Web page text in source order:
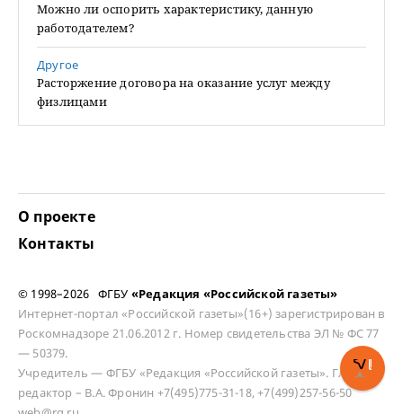
Можно ли оспорить характеристику, данную
работодателем?
Другое
Расторжение договора на оказание услуг между
физлицами
О проекте
Контакты
© 1998–2026 ФГБУ «Редакция «Российской газеты»
Интернет-портал «Российской газеты»(16+) зарегистрирован в
Роскомнадзоре 21.06.2012 г. Номер свидетельства ЭЛ № ФС 77
— 50379.
Учредитель — ФГБУ «Редакция «Российской газеты». Главный
редактор – В.А. Фронин +7(495)775-31-18, +7(499)257-56-50